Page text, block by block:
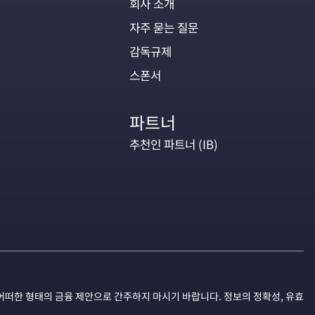
회사 소개
자주 묻는 질문
감독규제
스폰서
파트너
추천인 파트너 (IB)
한 형태의 금융 제안으로 간주하지 마시기 바랍니다. 정보의 정확성, 유효